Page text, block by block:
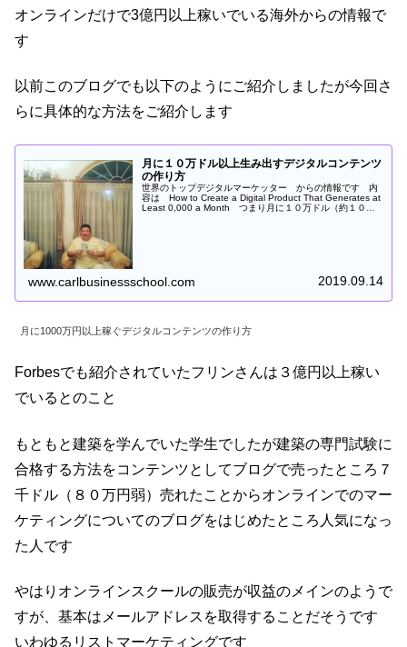
o
m n
オンラインだけで3億円以上稼いでいる海外からの情報で
す
以前このブログでも以下のようにご紹介しましたが今回さ
らに具体的な方法をご紹介します
月に１０万ドル以上生み出すデジタルコンテンツ
の作り方
世界のトップデジタルマーケッター からの情報です 内
容は How to Create a Digital Product That Generates at
Least 0,000 a Month つまり月に１０万ドル（約１００
www.carlbusinessschool.com 2019.09.14
月に1000万円以上稼ぐデジタルコンテンツの作り方
Forbesでも紹介されていたフリンさんは３億円以上稼い
でいるとのこと
もともと建築を学んでいた学生でしたが建築の専門試験に
合格する方法をコンテンツとしてブログで売ったところ７
千ドル（８０万円弱）売れたことからオンラインでのマー
ケティングについてのブログをはじめたところ人気になっ
た人です
やはりオンラインスクールの販売が収益のメインのようで
すが、基本はメールアドレスを取得することだそうです
いわゆるリストマーケティングです